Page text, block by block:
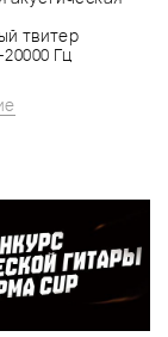
твитер
Гц